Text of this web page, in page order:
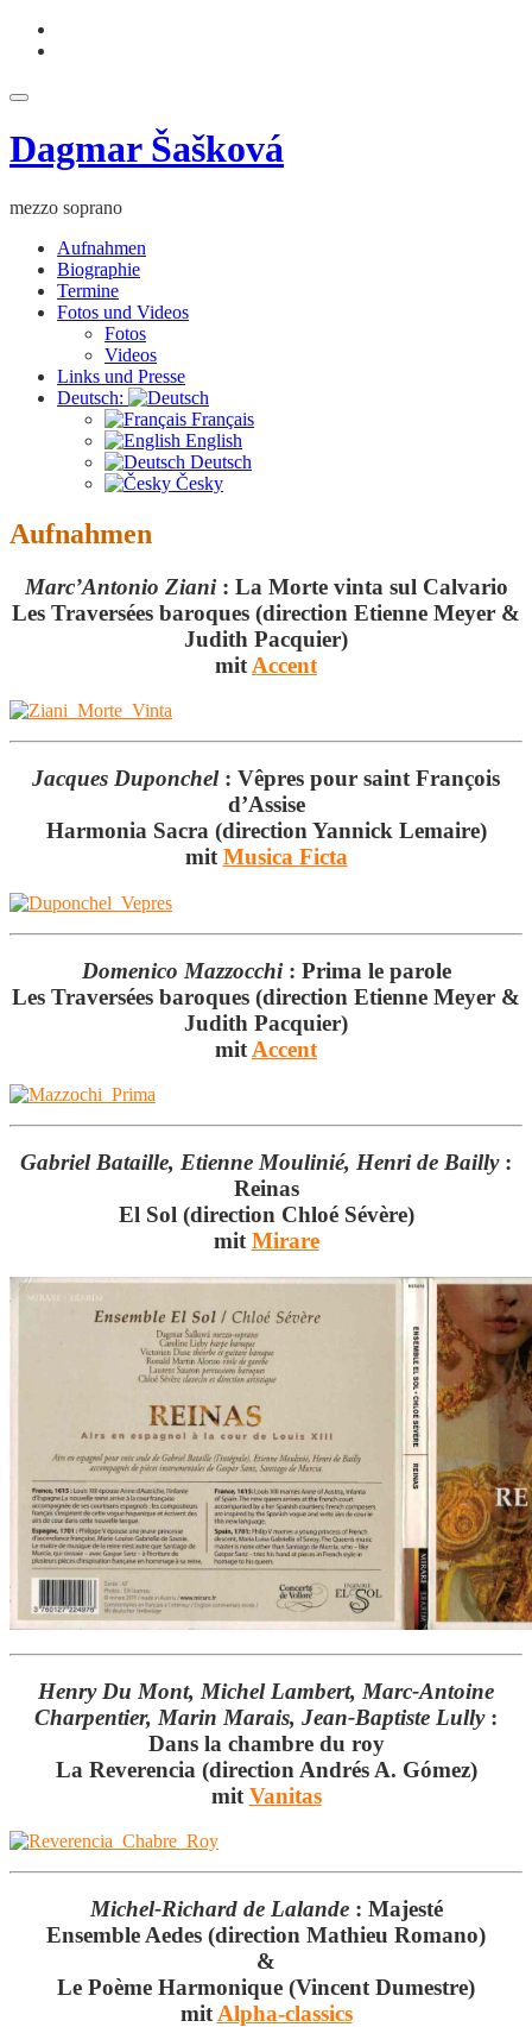
Skip
Toggle
Dagmar Šašková
mezzo soprano
Aufnahmen
Biographie
Termine
Fotos und Videos
Fotos
Videos
Links und Presse
Deutsch:
Français
English
Deutsch
Česky
Aufnahmen
Marc’Antonio Ziani: La Morte vinta sul Calvario
Les Traversées baroques (direction Etienne Meyer &
Judith Pacquier)
mit Accent
Jacques Duponchel: Vêpres pour saint François
d’Assise
Harmonia Sacra (direction Yannick Lemaire)
mit Musica Ficta
Domenico Mazzocchi: Prima le parole
Les Traversées baroques (direction Etienne Meyer &
Judith Pacquier)
mit Accent
Gabriel Bataille, Etienne Moulinié, Henri de Bailly:
Reinas
El Sol (direction Chloé Sévère)
mit Mirare
Henry Du Mont, Michel Lambert, Marc-Antoine
Charpentier, Marin Marais, Jean-Baptiste Lully:
Dans la chambre du roy
La Reverencia (direction Andrés A. Gómez)
mit Vanitas
Michel-Richard de Lalande: Majesté
Ensemble Aedes (direction Mathieu Romano)
&
Le Poème Harmonique (Vincent Dumestre)
mit Alpha-classics